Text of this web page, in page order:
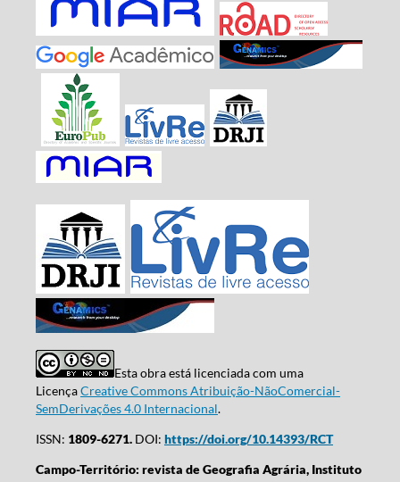
Esta obra está licenciada com uma
LicençaCreative Commons Atribuição-NãoComercial-
SemDerivações 4.0 Internacional.
ISSN: 1809-6271.DOI: https://doi.org/10.14393/RCT
Campo-Território: revista de Geografia Agrária, Instituto